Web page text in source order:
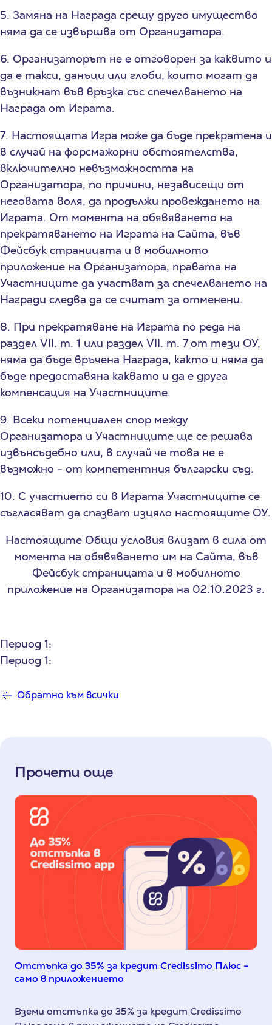
5. Замяна на Награда срещу друго имущество
няма да се извършва от Организатора.
6. Организаторът не е отговорен за каквито и
да е такси, данъци или глоби, които могат да
възникнат във връзка със спечелването на
Награда от Играта.
7. Настоящата Игра може да бъде прекратена и
в случай на форсмажорни обстоятелства,
включително невъзможността на
Организатора, по причини, независещи от
неговата воля, да продължи провеждането на
Играта. От момента на обявяването на
прекратяването на Играта на Сайта, във
Фейсбук страницата и в мобилното
приложение на Организатора, правата на
Участниците да участват за спечелването на
Награди следва да се считат за отменени.
8. При прекратяване на Играта по реда на
раздел VII. т. 1 или раздел VII. т. 7 от тези ОУ,
няма да бъде връчена Награда, както и няма да
бъде предоставяна каквато и да е друга
компенсация на Участниците.
9. Всеки потенциален спор между
Организатора и Участниците ще се решава
извънсъдебно или, в случай че това не е
възможно - от компетентния български съд.
10. С участието си в Играта Участниците се
съгласяват да спазват изцяло настоящите ОУ.
Настоящите Общи условия влизат в сила от
момента на обявяването им на Сайта, във
Фейсбук страницата и в мобилното
приложение на Организатора на 02.10.2023 г.
Период 1:
Период 1:
Обратно към всички
Прочети още
Отстъпка до 35% за кредит Credissimo Плюс -
само в приложението
Вземи отстъпка до 35% за кредит Credissimo